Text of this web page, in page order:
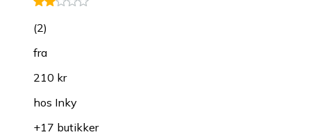
(2)
fra
210 kr
hos Inky
+17 butikker